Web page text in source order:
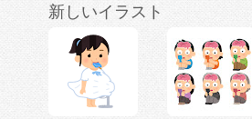
新しいイラスト